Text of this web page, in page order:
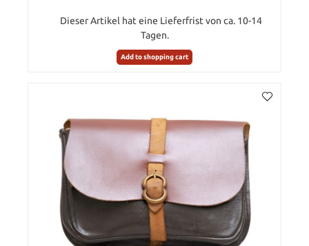
Dieser Artikel hat eine Lieferfrist von ca. 10-14
Tagen.
Add to shopping cart